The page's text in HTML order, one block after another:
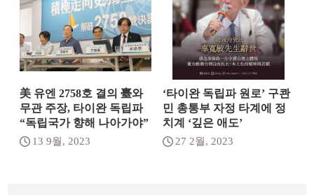
美 유엔 2758호 결의 臺와
무관 주장, 타이완 독립파
“독립국가 향해 나아가야”
13 9월, 2023
‘타이완 독립파 원로’ 구콴
민 총통부 자정 타계에 정
치계 ‘깊은 애도’
27 2월, 2023